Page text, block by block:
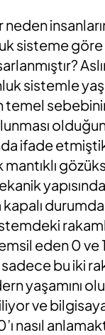
sisteme
sistemle
temel
ifade
kapalı
eden 0 ve
bu iki
yaşamını
ve
nasıl